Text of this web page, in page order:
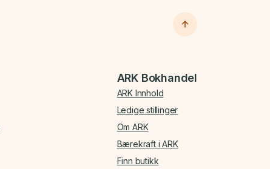
ARK Bokhandel
ARK Innhold
Ledige stillinger
Om ARK
Bærekraft i ARK
Finn butikk